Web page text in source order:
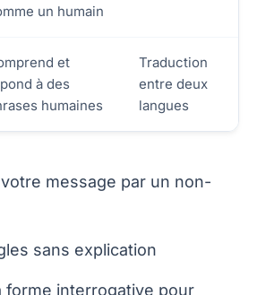
un humain
et
à des
humaines
Traduction
entre deux
langues
message par un non-
sans explication
forme interrogative pour